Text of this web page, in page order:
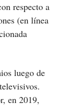
respecto a
(en línea
luego de
en 2019,